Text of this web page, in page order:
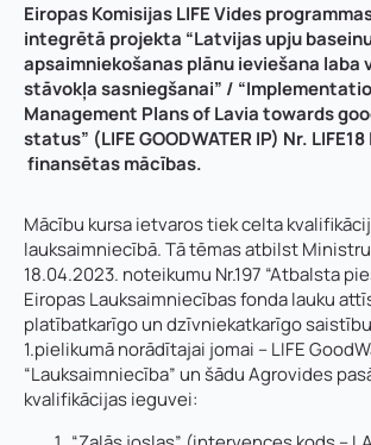
Eiropas Komisijas LIFE Vides
integrētā projekta “Latvijas upju
apsaimniekošanas plānu ieviešana laba
stāvokļa sasniegšanai” /
Management Plans of Lavia towards
status” (LIFE GOODWATER IP) Nr.
finansētas mācības.
Mācību kursa ietvaros tiek celta
lauksaimniecībā. Tā tēmas atbilst
18.04.2023. noteikumu Nr.197 “Atbalsta
Eiropas Lauksaimniecības fonda lauku
platībatkarīgo un dzīvniekatkarīgo
1.pielikumā norādītajai jomai – LIFE
“Lauksaimniecība” un šādu Agrovides
kvalifikācijas ieguvei: